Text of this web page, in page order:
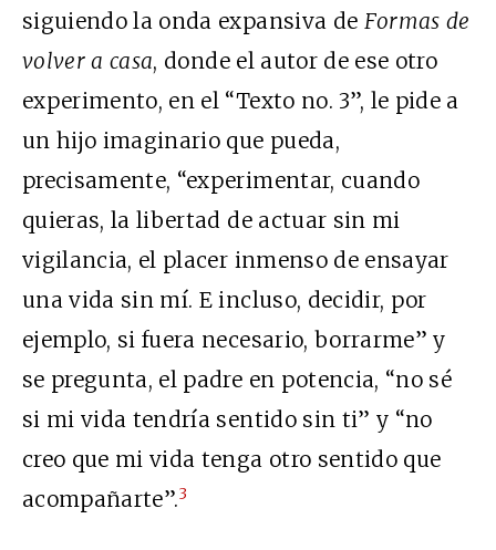
siguiendo la onda expansiva de Formas de
volver a casa, donde el autor de ese otro
experimento, en el “Texto no. 3”, le pide a
un hijo imaginario que pueda,
precisamente, “experimentar, cuando
quieras, la libertad de actuar sin mi
vigilancia, el placer inmenso de ensayar
una vida sin mí. E incluso, decidir, por
ejemplo, si fuera necesario, borrarme” y
se pregunta, el padre en potencia, “no sé
si mi vida tendría sentido sin ti” y “no
creo que mi vida tenga otro sentido que
acompañarte”.3